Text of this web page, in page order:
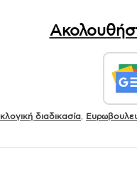
διαδικασία